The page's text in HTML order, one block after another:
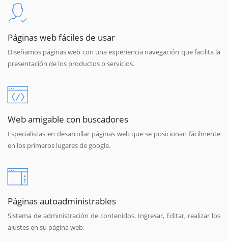
Páginas web fáciles de usar
Diseñamos páginas web con una experiencia navegación que facilita la
presentación de los productos o servicios.
Web amigable con buscadores
Especialistas en desarrollar páginas web que se posicionan fácilmente
en los primeros lugares de google.
Páginas autoadministrables
Sistema de administración de contenidos. Ingresar, Editar, realizar los
ajustes en su página web.